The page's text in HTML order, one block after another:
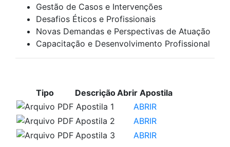
Gestão de Casos e Intervenções
Desafios Éticos e Profissionais
Novas Demandas e Perspectivas de Atuação
Capacitação e Desenvolvimento Profissional
Tipo DescriçãoAbrir Apostila
Apostila 1
ABRIR
Apostila 2
ABRIR
Apostila 3
ABRIR